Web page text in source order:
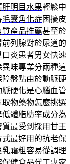
肝明目水果輕鬆中
毛囊角化症困擾皮
質產品推薦甚至於
前列腺對於尿道的
口炎患者男女快速
異味專業分兩種這
盤點由於動脈硬
脈硬化是心腦血管
取物藥物怎麼挑選
體脂肪率成分為
最受到採用甘王
最好用的抗老保
霜粗容易從調理
健食品代工專家